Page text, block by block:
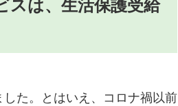
スは、生活保護受給
た。とはいえ、コロナ禍以前